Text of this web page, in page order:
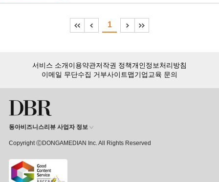
1
서비스 소개이용약관저작권 정책개인정보처리방침
이메일 무단수집 거부사이트맵기업교육 문의
동아비즈니스리뷰 사업자 정보
Copyright ⒸDONGAMEDIAN Inc. All Rights Reserved